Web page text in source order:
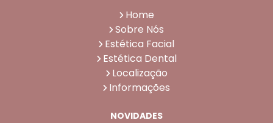
Home
Sobre Nós
Estética Facial
Estética Dental
Localização
Informações
NOVIDADES